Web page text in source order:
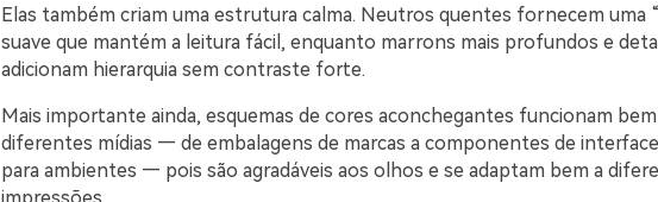
Elas também criam uma estrutura calma. Neutros quentes fornecem uma
suave que mantém a leitura fácil, enquanto marrons mais profundos e
adicionam hierarquia sem contraste forte.
Mais importante ainda, esquemas de cores aconchegantes funcionam
diferentes mídias — de embalagens de marcas a componentes de
para ambientes — pois são agradáveis aos olhos e se adaptam bem a